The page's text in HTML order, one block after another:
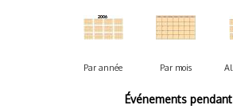
Par année Par mois
Événements pendant